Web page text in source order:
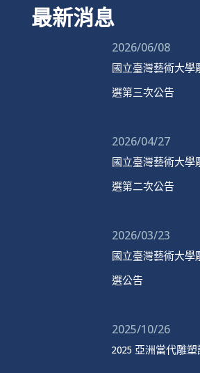
最新消息
2026/06/08
國立臺灣藝術大學
選第三次公告
2026/04/27
國立臺灣藝術大學
選第二次公告
2026/03/23
國立臺灣藝術大學
選公告
2025/10/26
2025 亞洲當代雕